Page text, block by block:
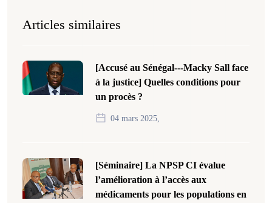
Articles similaires
[Accusé au Sénégal---Macky Sall face
à la justice] Quelles conditions pour
un procès ?
04 mars 2025,
[Séminaire] La NPSP CI évalue
l’amélioration à l’accès aux
médicaments pour les populations en